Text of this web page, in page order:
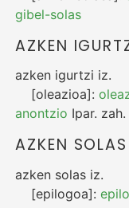
gibel-solas
AZKEN
azken igurtzi iz.
[oleazioa]:
anontzio Ipar. zah.
AZKEN SOLAS
azken solas iz.
[epilogoa]: